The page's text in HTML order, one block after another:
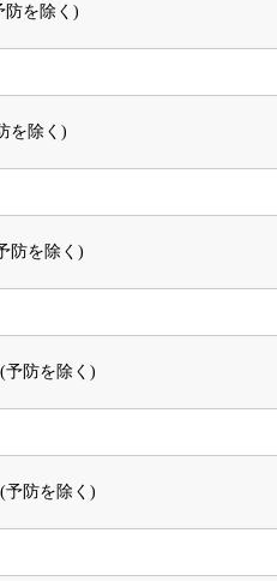
を除く)
を除く)
防を除く)
防を除く)
防を除く)